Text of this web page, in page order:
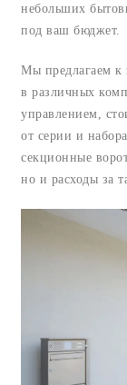
небольших
под ваш бюджет.
Мы предлагаем к
в различных
управлением,
от серии и
секционные
но и расходы за